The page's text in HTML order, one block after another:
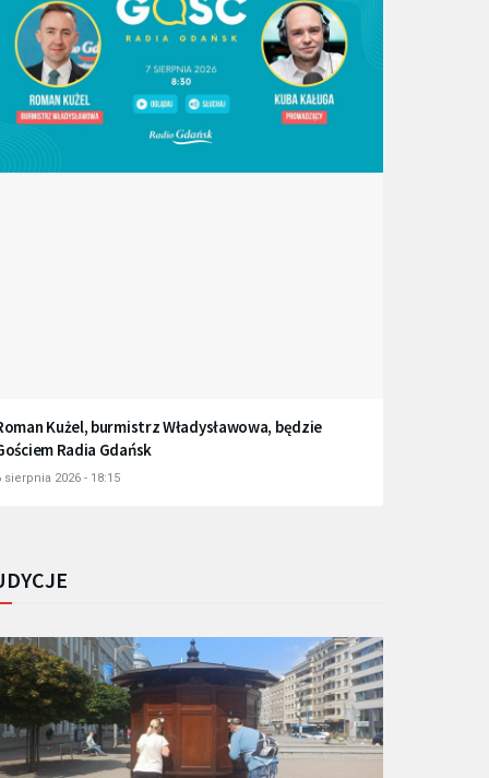
Kużel, burmistrz Władysławowa, będzie
Radia Gdańsk
sierpnia 2026 - 18:15